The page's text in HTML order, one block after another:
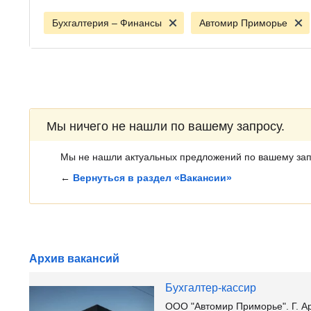
Бухгалтерия – Финансы Автомир Приморье
Мы ничего не нашли по вашему запросу.
Мы не нашли актуальных предложений по вашему
← Вернуться в раздел «Вакансии»
Архив вакансий
Бухгалтер-кассир
ООО "Автомир Приморье". Г.